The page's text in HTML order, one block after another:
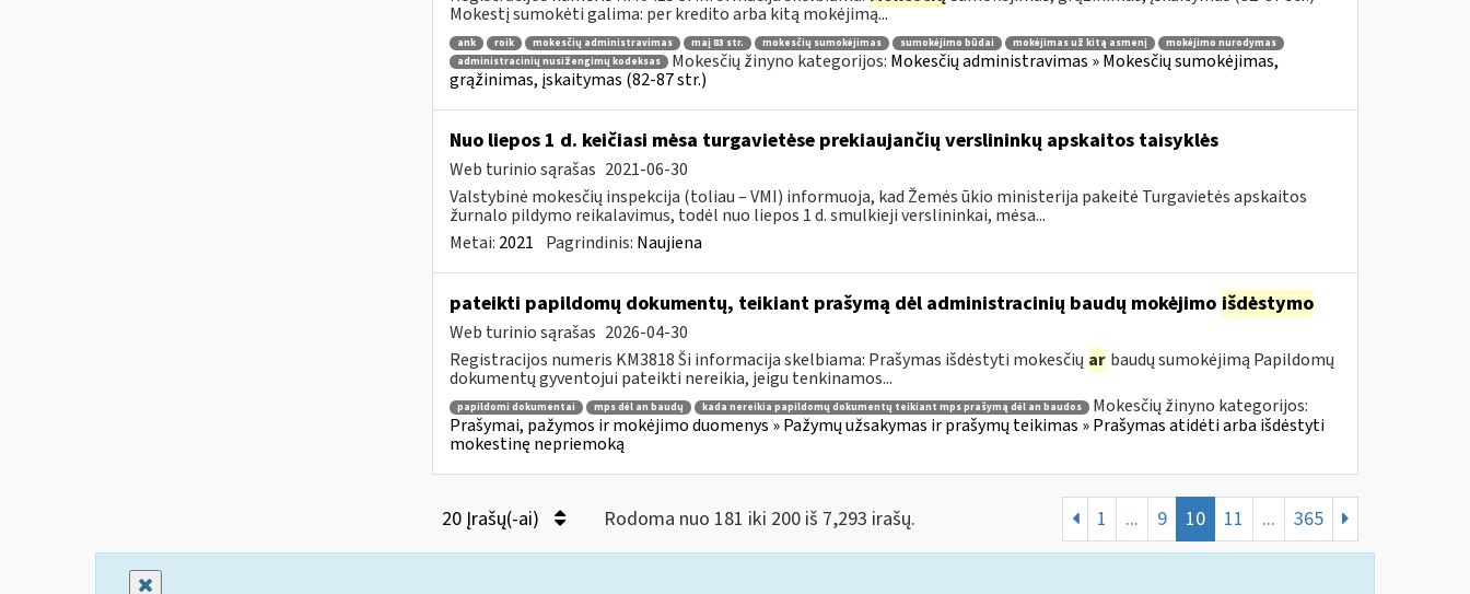
Mokestį sumokėti galima: per kredito arba kitą mokėjimą...
ank roik mokesčių administravimas maį 83 str. mokesčių sumokėjimas sumokėjimo būdai mokėjimas už kitą asmenį
mokėjimo nurodymas
administracinių nusižengimų kodeksas
Mokesčių žinyno kategorijos: Mokesčių administravimas » Mokesčių sumokėjimas,
grąžinimas, įskaitymas (82-87 str.)
Nuo liepos 1 d. keičiasi mėsa turgavietėse prekiaujančių verslininkų apskaitos taisyklės
Web turinio sąrašas 2021-06-30
Valstybinė mokesčių inspekcija (toliau – VMI) informuoja, kad Žemės ūkio ministerija pakeitė Turgavietės apskaitos
žurnalo pildymo reikalavimus, todėl nuo liepos 1 d. smulkieji verslininkai, mėsa...
Metai: 2021 Pagrindinis: Naujiena
pateikti papildomų dokumentų, teikiant prašymą dėl administracinių baudų mokėjimo išdėstymo
Web turinio sąrašas 2026-04-30
Registracijos numeris KM3818 Ši informacija skelbiama: Prašymas išdėstyti mokesčių ar baudų sumokėjimą Papildomų
dokumentų gyventojui pateikti nereikia, jeigu tenkinamos...
papildomi dokumentai mps dėl an baudų kada nereikia papildomų dokumentų teikiant mps prašymą dėl an baudos
Mokesčių žinyno kategorijos:
Prašymai, pažymos ir mokėjimo duomenys » Pažymų užsakymas ir prašymų teikimas » Prašymas atidėti arba išdėstyti
mokestinę nepriemoką
20 Įrašų(-ai) Rodoma nuo 181 iki 200 iš 7,293 irašų. 1 ... 9 10 11 ... 365